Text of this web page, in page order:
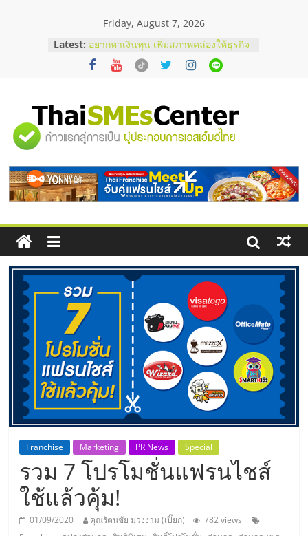
Friday, August 7, 2026
Latest: บริษัท Cybersecurity ในไทยที่ไหนดี?
วิธีเลือกผู้ให้บริการให้คุ้มค่าและตอบ
โจทย์ธุรกิจ
สัมมนาออนไลน์ โอกาสบริหารสถานี
บริการน้ำมัน Shell
สัมมนาลงทุน แฟรนไชส์ยอนนี่
ไชส์ ครั้งที่ 8
ร้านเครื่องเสียงคุณภาพสูง พร้อม
โซลูชันระบบภาพและเสียง
"ศูนย์
รวม
ข้อมูล
ธุรกิจ
SME
แห่ง
ประเทศไทย,
ThaiSMEsCenter,
รวม
ธุรกิจ
เอ
Franchise Marketing PR News Special
รวม 7 โปรโมชั่นแฟรนไชส์
ใช้แล้วคุ้ม!
01/09/2020 คุณรัตนชัย ม่วงงาม (เปี๊ยก)
782 views